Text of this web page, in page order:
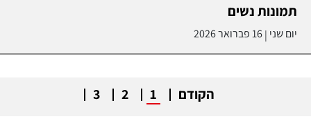
תמונות נשים
יום שני |16 פברואר 2026
הקודם 1
2
3